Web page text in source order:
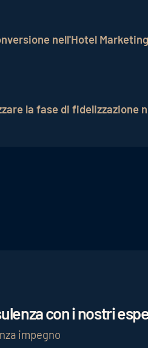
nell'Hotel
la fase di fidelizzazione
con i nostri
impegno